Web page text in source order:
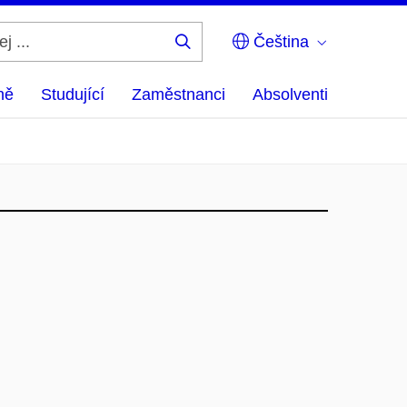
Čeština
Studující Zaměstnanci Absolventi